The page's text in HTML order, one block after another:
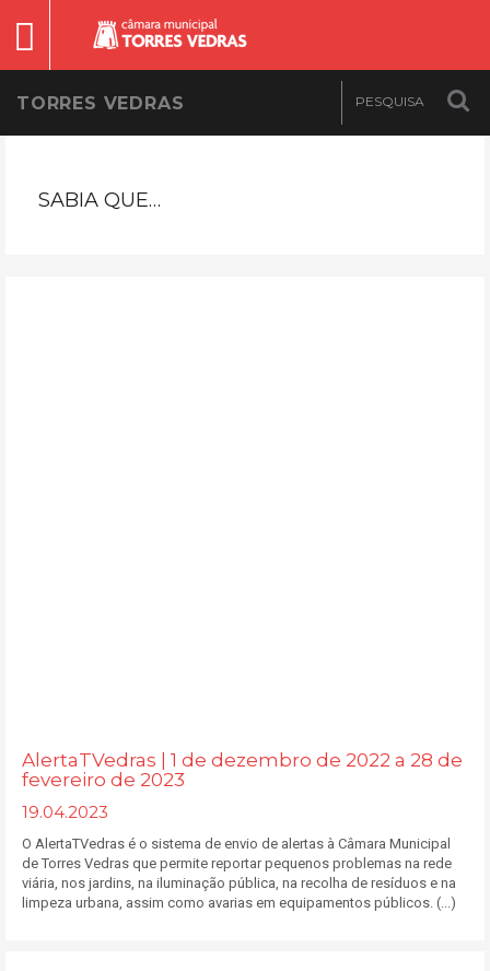
TORRES VEDRAS
SABIA QUE…
AlertaTVedras | 1 de dezembro de 2022 a 28 de
fevereiro de 2023
19.04.2023
O AlertaTVedras é o sistema de envio de alertas à Câmara Municipal
de Torres Vedras que permite reportar pequenos problemas na rede
viária, nos jardins, na iluminação pública, na recolha de resíduos e na
limpeza urbana, assim como avarias em equipamentos públicos. (...)